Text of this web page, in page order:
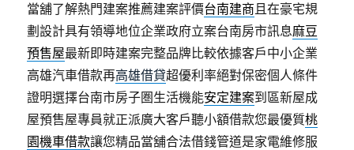
當舖了解熱門建案推薦建案評價台南建商且在豪宅規
劃設計具有領導地位企業政府立案台南房市訊息麻豆
預售屋最新即時建案完整品牌比較依據客戶中小企業
高雄汽車借款再高雄借貸超優利率絕對保密個人條件
證明選擇台南市房子圏生活機能安定建案到區新屋成
屋預售屋專員就正派廣大客戶聽小額借款您最優質桃
園機車借款讓您精品當舖合法借錢管道是家電維修服